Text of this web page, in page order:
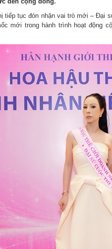
tiếp tục đón nhận vai trò mới – Đại
mới trong hành trình hoạt động